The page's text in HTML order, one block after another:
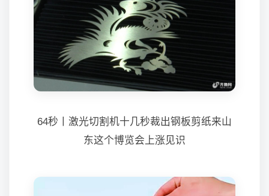
64秒丨激光切割机十几秒裁出钢板剪纸来山
东这个博览会上涨见识